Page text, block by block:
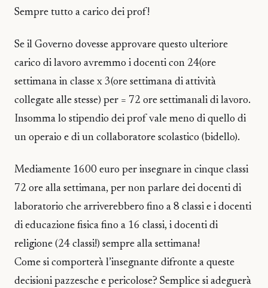
Sempre tutto a carico dei prof!
Se il Governo dovesse approvare questo ulteriore
carico di lavoro avremmo i docenti con 24(ore
settimana in classe x 3(ore settimana di attività
collegate alle stesse) per = 72 ore settimanali di lavoro.
Insomma lo stipendio dei prof vale meno di quello di
un operaio e di un collaboratore scolastico (bidello).
Mediamente 1600 euro per insegnare in cinque classi
72 ore alla settimana, per non parlare dei docenti di
laboratorio che arriverebbero fino a 8 classi e i docenti
di educazione fisica fino a 16 classi, i docenti di
religione (24 classi!) sempre alla settimana!
Come si comporterà l’insegnante difronte a queste
decisioni pazzesche e pericolose? Semplice si adeguerà